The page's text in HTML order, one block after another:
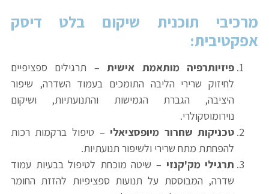
מרכיבי תוכנית שיקום בלט דיסק
אפקטיבית:
פיזיותרפיה מותאמת אישית– תרגילים ספציפיים
לחיזוק שרירי הליבה התומכים בעמוד השדרה, שיפור
היציבה, הגברת הגמישות והתנועתיות, ושיקום
נוירומוסקולרי.
טכניקות שחרור מיופסציאלי– טיפול ברקמות רכות
להפחתת מתח שרירי ולשיפור תנועתיות.
תרגילי מק'קנזי – שיטה מוכחת לטיפול בבעיות עמוד
שדרה, המבוססת על תנועות ספציפיות להזזת החומר